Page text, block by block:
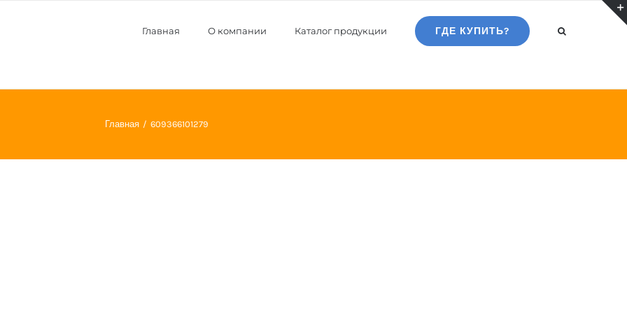
Главная О компании Каталог продукции ГДЕ КУПИТЬ?
Главная 609366101279